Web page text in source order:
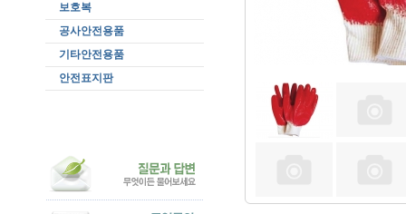
보호복
공사안전용품
기타안전용품
안전표지판